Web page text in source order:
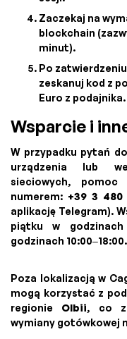
Zaczekaj na
blockchain
minut).
Po
zeskanuj kod z
Euro z podajnika.
Wsparcie i
W przypadku pytań
urządzenia lub
sieciowych,
numerem: +39 3 480
aplikację Telegram).
piątku w
godzinach 10:00–18:00.
Poza lokalizacją w
mogą korzystać z
regionie Olbii, co
wymiany gotówkowej